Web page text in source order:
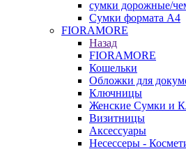
сумки дорожные/
Сумки формата А4
FIORAMORE
Назад
FIORAMORE
Кошельки
Обложки для
Ключницы
Женские Сумки и
Визитницы
Аксессуары
Несессеры -